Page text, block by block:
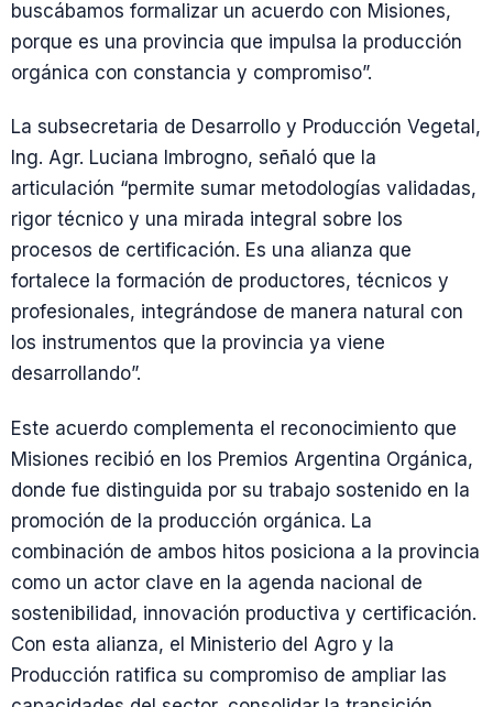
buscábamos formalizar un acuerdo con Misiones,
porque es una provincia que impulsa la producción
orgánica con constancia y compromiso”.
La subsecretaria de Desarrollo y Producción Vegetal,
Ing. Agr. Luciana Imbrogno, señaló que la
articulación “permite sumar metodologías validadas,
rigor técnico y una mirada integral sobre los
procesos de certificación. Es una alianza que
fortalece la formación de productores, técnicos y
profesionales, integrándose de manera natural con
los instrumentos que la provincia ya viene
desarrollando”.
Este acuerdo complementa el reconocimiento que
Misiones recibió en los Premios Argentina Orgánica,
donde fue distinguida por su trabajo sostenido en la
promoción de la producción orgánica. La
combinación de ambos hitos posiciona a la provincia
como un actor clave en la agenda nacional de
sostenibilidad, innovación productiva y certificación.
Con esta alianza, el Ministerio del Agro y la
Producción ratifica su compromiso de ampliar las